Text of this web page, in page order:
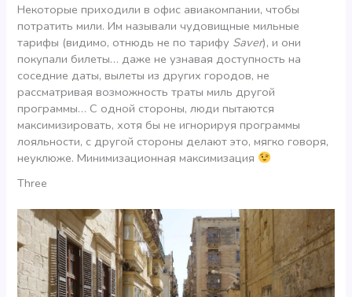
Некоторые приходили в офис авиакомпании, чтобы
потратить мили. Им называли чудовищные мильные
тарифы (видимо, отнюдь не по тарифу Saver), и они
покупали билеты… даже не узнавая доступность на
соседние даты, вылеты из других городов, не
рассматривая возможность траты миль другой
программы… С одной стороны, люди пытаются
максимизировать, хотя бы не игнорируя программы
лояльности, с другой стороны делают это, мягко говоря,
неуклюже. Минимизационная максимизация
Three